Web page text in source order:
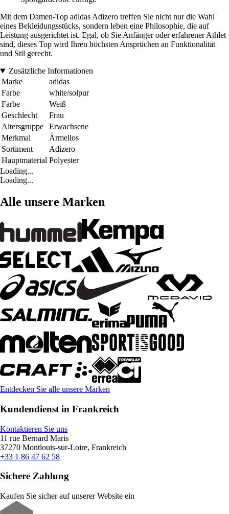
Mit dem Damen-Top adidas Adizero treffen Sie nicht nur die Wahl
eines Bekleidungsstücks, sondern leben eine Philosophie, die auf
Leistung ausgerichtet ist. Egal, ob Sie Anfänger oder erfahrener Athlet
sind, dieses Top wird Ihren höchsten Ansprüchen an Funktionalität
und Stil gerecht.
Zusätzliche Informationen
Marke
adidas
Farbe
white/solpur
Farbe
Weiß
Geschlecht
Frau
Altersgruppe
Erwachsene
Merkmal
Ärmellos
Sortiment
Adizero
Hauptmaterial Polyester
Loading...
Loading...
Alle unsere Marken
Entdecken Sie alle unsere Marken
Kundendienst in Frankreich
Kontaktieren Sie uns
11 rue Bernard Maris
37270 Montlouis-sur-Loire, Frankreich
+33 1 86 47 62 58
Sichere Zahlung
Kaufen Sie sicher auf unserer Website ein